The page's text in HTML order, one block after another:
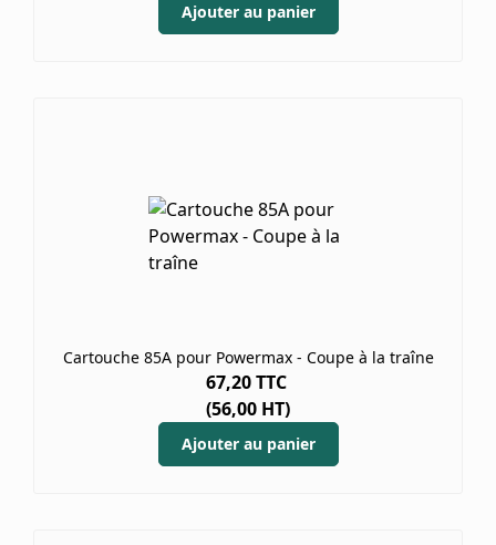
Ajouter au panier
Cartouche 85A pour Powermax - Coupe à la traîne
67,20TTC
(56,00 HT)
Ajouter au panier